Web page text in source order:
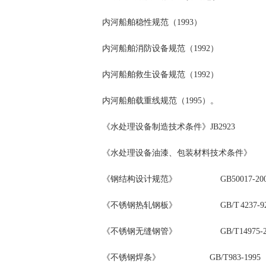
内河船舶稳性规范（ 1993）
内河船舶消防设备规范（ 1992）
内河船舶救生设备规范（ 1992）
内河船舶载重线规范（ 1995）。
《水处理设备制造技术条件》 JB2923
《水处理设备油漆、包装材料技术条件》
《钢结构设计规范》 GB50017-
《不锈钢热轧钢板》 GB/T
《不锈钢无缝钢管》 GB/T14975-
《不锈钢焊条》 GB/T983-